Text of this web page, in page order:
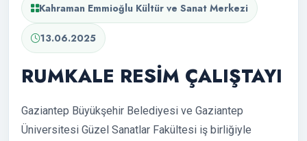
Kahraman Emmioğlu Kültür ve Sanat Merkezi
13.06.2025
RUMKALE RESİM ÇALIŞTAYI
Gaziantep Büyükşehir Belediyesi ve Gaziantep
Üniversitesi Güzel Sanatlar Fakültesi iş birliğiyle